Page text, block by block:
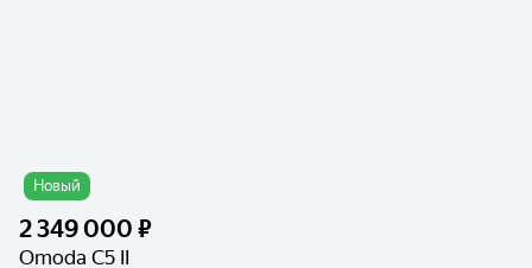
Новый
2 349 000 ₽
Omoda C5 II